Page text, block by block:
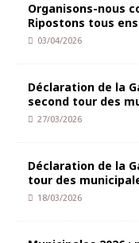
Organisons-nous
Ripostons tous
03/04/2026
Déclaration de la
second tour des
27/03/2026
Déclaration de la
tour des
18/03/2026